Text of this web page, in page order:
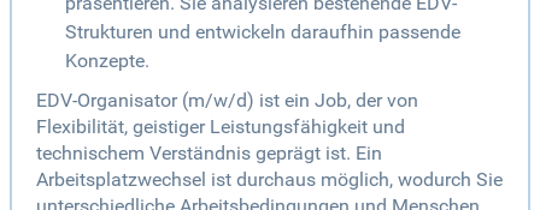
Strukturen und entwickeln daraufhin passende
Konzepte.
EDV-Organisator (m/w/d) ist ein Job, der von
Flexibilität, geistiger Leistungsfähigkeit und
technischem Verständnis geprägt ist. Ein
Arbeitsplatzwechsel ist durchaus möglich, wodurch Sie